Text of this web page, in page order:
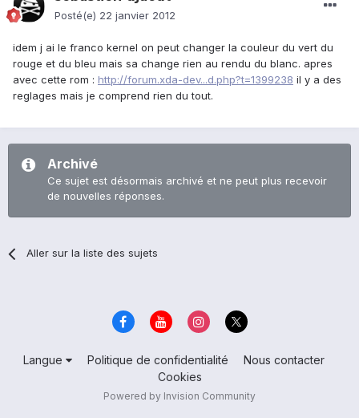
Posté(e) 22 janvier 2012
idem j ai le franco kernel on peut changer la couleur du vert du
rouge et du bleu mais sa change rien au rendu du blanc. apres
avec cette rom : http://forum.xda-dev...d.php?t=1399238 il y a des
reglages mais je comprend rien du tout.
Archivé
Ce sujet est désormais archivé et ne peut plus recevoir
de nouvelles réponses.
Aller sur la liste des sujets
Langue Politique de confidentialité
Nous contacter
Cookies
Powered by Invision Community